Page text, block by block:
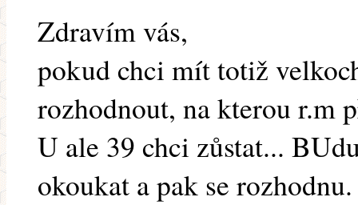
Zdravím vás,
pokud chci mít totiž
rozhodnout, na kterou r.m
U ale 39 chci zůstat...
okoukat a pak se